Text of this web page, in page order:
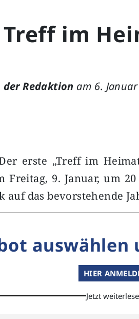
im
der Redaktion am 6.
erste „Treff im
Freitag, 9. Januar, um
auf das bevorstehende
auswählen
HIER
Jetzt